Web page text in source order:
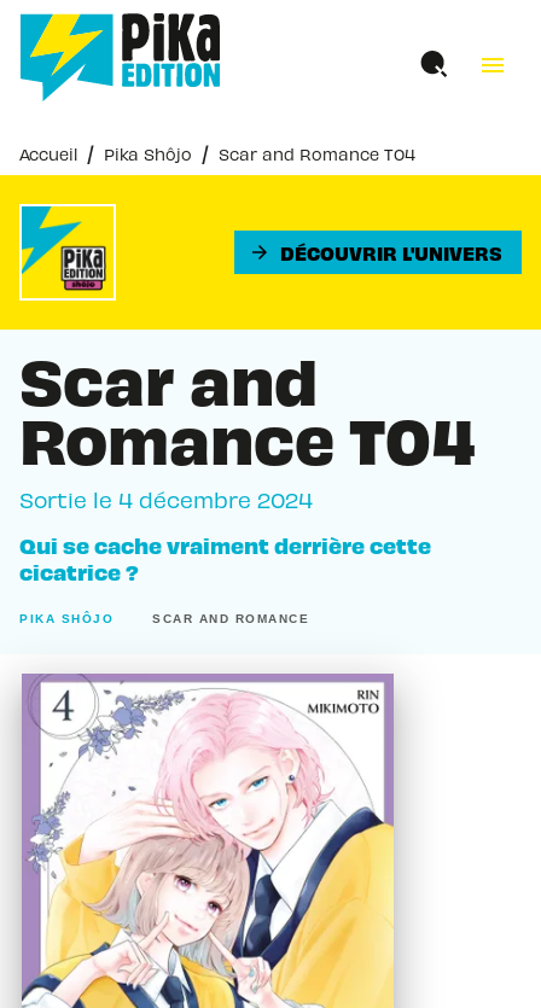
MENU RECHERCHE
PIED DE PAGE
menu
Accueil / Pika Shôjo / Scar and Romance T04
arrow_forward DÉCOUVRIR L'UNIVERS
Scar and
Romance T04
Sortie le 4 décembre 2024
Qui se cache vraiment derrière cette
cicatrice ?
PIKA SHÔJO SCAR AND ROMANCE